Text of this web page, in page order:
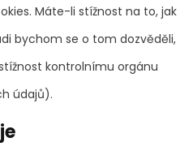
Máte-li stížnost na to, jak
bychom se o tom dozvěděli,
kontrolnímu orgánu
údajů).